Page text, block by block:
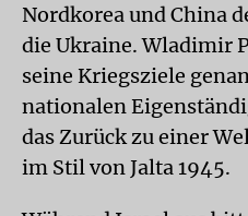
Nordkorea und China
die Ukraine. Wladimir
seine Kriegsziele
nationalen
das Zurück zu einer
im Stil von Jalta 1945.